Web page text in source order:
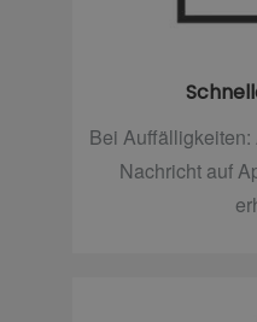
Bei
Nachricht auf